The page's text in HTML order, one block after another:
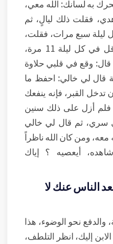
به لسانك: الله معي،
فقلت ذلك ليالٍ، ثم
ليلة سبع مرات، فقلت،
ذلك ثم أعلمته، فقال: قل في كل ليلة 11 مرة،
قال: وقع في قلبي حلاوة
قال لي خالي: احفظ ما
تدخل القبر، فإنه ينفعك
فلم أزل على ذلك سنين
سري، ثم قال لي خالي
معه، ومن كان الله ناظراً
أيعصيه ؟ إياك
الناس عنك لا
والدفع نحو الوضوء، هذا
إليك، انظر التلطف،